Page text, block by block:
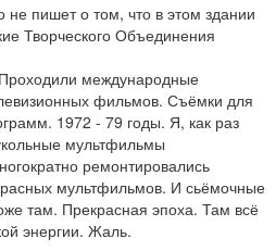
не пишет о том, что в этом здании
Творческого Объединения
международные
фильмов. Съёмки для
1972 - 79 годы. Я, как раз
мультфильмы
ремонтировались
мультфильмов. И сьёмочные
там. Прекрасная эпоха. Там всё
энергии. Жаль.